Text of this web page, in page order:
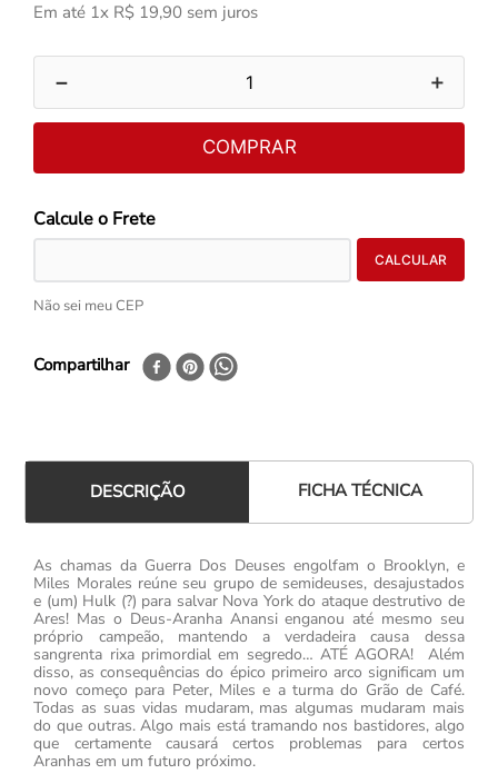
Em até 1x R$ 19,90 sem juros
＋
－
COMPRAR
Não sei meu CEP
Compartilhar
DESCRIÇÃO FICHA TÉCNICA
As chamas da Guerra Dos Deuses engolfam o Brooklyn, e
Miles Morales reúne seu grupo de semideuses, desajustados
e (um) Hulk (?) para salvar Nova York do ataque destrutivo de
Ares! Mas o Deus-Aranha Anansi enganou até mesmo seu
próprio campeão, mantendo a verdadeira causa dessa
sangrenta rixa primordial em segredo… ATÉ AGORA! Além
disso, as consequências do épico primeiro arco significam um
novo começo para Peter, Miles e a turma do Grão de Café.
Todas as suas vidas mudaram, mas algumas mudaram mais
do que outras. Algo mais está tramando nos bastidores, algo
que certamente causará certos problemas para certos
Aranhas em um futuro próximo.